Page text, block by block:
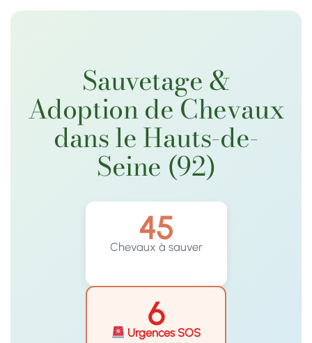
Sauvetage &
Adoption de Chevaux
dans le Hauts-de-
Seine (92)
45
Chevaux à sauver
6
Urgences SOS